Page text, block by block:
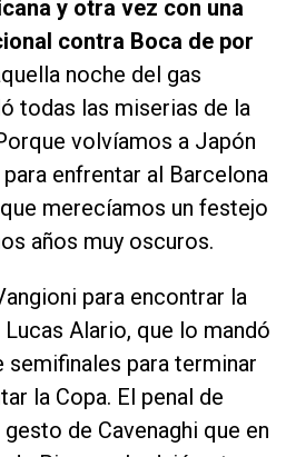
y otra vez con una
contra Boca de por
noche del gas
todas las miserias de la
volvíamos a Japón
enfrentar al Barcelona
merecíamos un festejo
años muy oscuros.
para encontrar la
Alario, que lo mandó
semifinales para terminar
la Copa. El penal de
de Cavenaghi que en